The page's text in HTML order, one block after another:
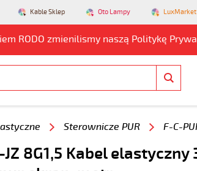
Kable Sklep Oto Lampy LuxMarket
RODO zmienilismy naszą Politykę
Sterownicze PUR F-C-
JZ 8G1,5 Kabel